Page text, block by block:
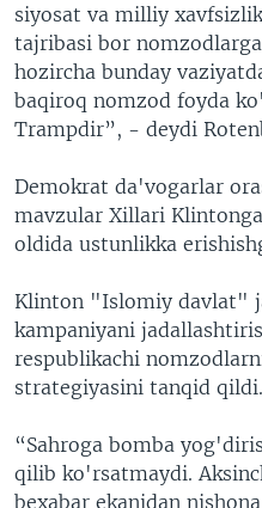
siyosat va milliy
tajribasi bor
hozircha bunday
baqiroq nomzod foyda
Trampdir”, - deydi
Demokrat da'vogarlar
mavzular Xillari
oldida ustunlikka
Klinton "Islomiy davlat"
kampaniyani
respublikachi
strategiyasini tanqid qildi.
“Sahroga bomba
qilib ko'rsatmaydi.
bexabar ekanidan